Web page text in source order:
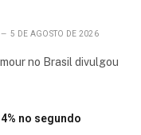
5 DE AGOSTO DE 2026
no Brasil divulgou
no segundo